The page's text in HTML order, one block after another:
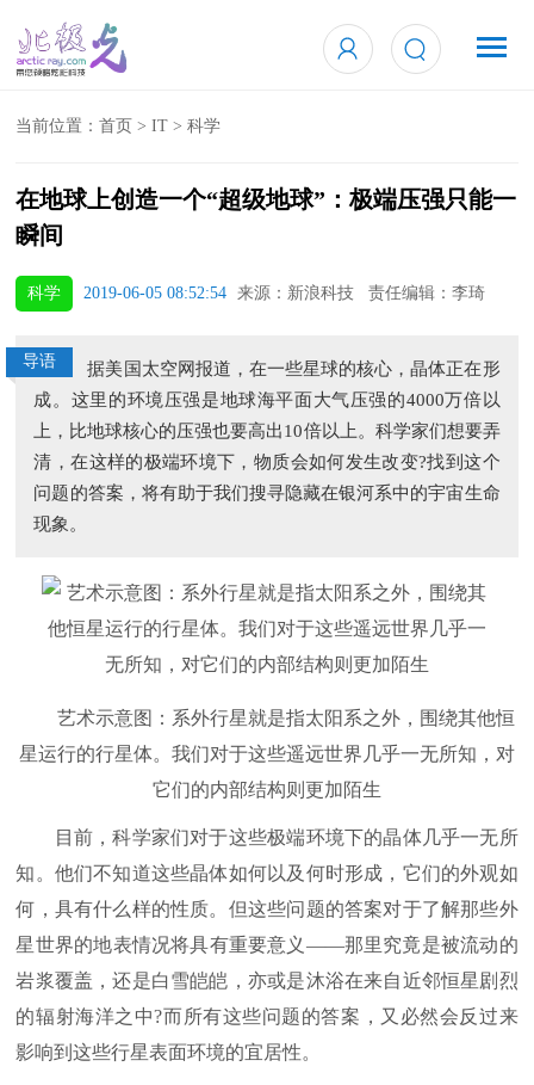
当前位置：首页 >IT >科学
在地球上创造一个“超级地球”：极端压强只能一
瞬间
科学 2019-06-05 08:52:54 来源：新浪科技 责任编辑：李琦
导语
据美国太空网报道，在一些星球的核心，晶体正在形
成。这里的环境压强是地球海平面大气压强的4000万倍以
上，比地球核心的压强也要高出10倍以上。科学家们想要弄
清，在这样的极端环境下，物质会如何发生改变?找到这个
问题的答案，将有助于我们搜寻隐藏在银河系中的宇宙生命
现象。
艺术示意图：系外行星就是指太阳系之外，围绕其他恒
星运行的行星体。我们对于这些遥远世界几乎一无所知，对
它们的内部结构则更加陌生
目前，科学家们对于这些极端环境下的晶体几乎一无所
知。他们不知道这些晶体如何以及何时形成，它们的外观如
何，具有什么样的性质。但这些问题的答案对于了解那些外
星世界的地表情况将具有重要意义——那里究竟是被流动的
岩浆覆盖，还是白雪皑皑，亦或是沐浴在来自近邻恒星剧烈
的辐射海洋之中?而所有这些问题的答案，又必然会反过来
影响到这些行星表面环境的宜居性。